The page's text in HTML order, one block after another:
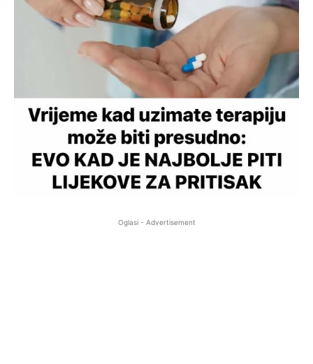
Oglasi - Advertisement